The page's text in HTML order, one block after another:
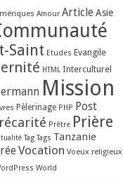
Amour Article Asie
Saint Etudes Evangile
HTML Interculturel
Mission
Pèlerinage PHP Post
Prêtre Prière
Tag Tags Tanzanie
Vocation Voeux religieux
World